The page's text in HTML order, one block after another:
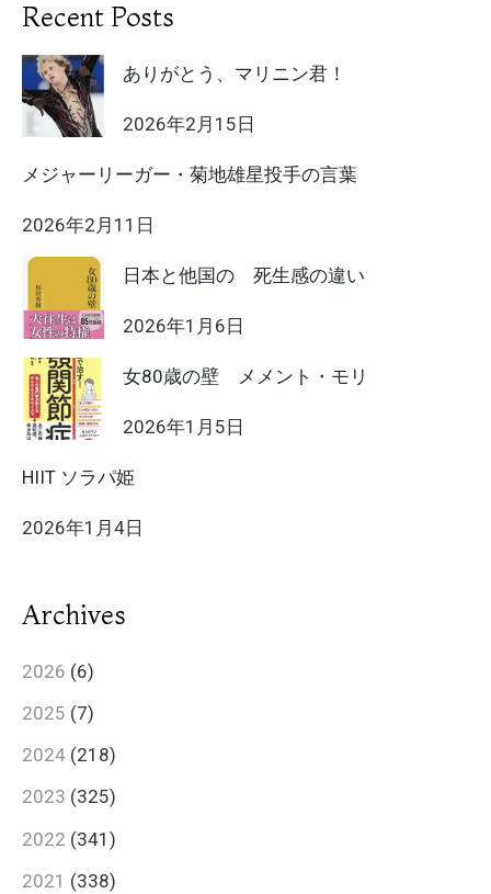
Recent Posts
ありがとう、マリニン君！
2026年2月15日
メジャーリーガー・菊地雄星投手の言葉
2026年2月11日
日本と他国の 死生感の違い
2026年1月6日
女80歳の壁 メメント・モリ
2026年1月5日
HIIT ソラパ姫
2026年1月4日
Archives
2026 (6)
2025 (7)
2024 (218)
2023 (325)
2022 (341)
2021 (338)